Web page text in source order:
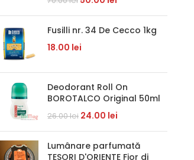
Fusilli nr. 34 De Cecco 1kg
18.00 lei
Deodorant Roll On
BOROTALCO Original 50ml
26.00lei 24.00 lei
Lumânare parfumată
TESORI D'ORIENTE Fior di